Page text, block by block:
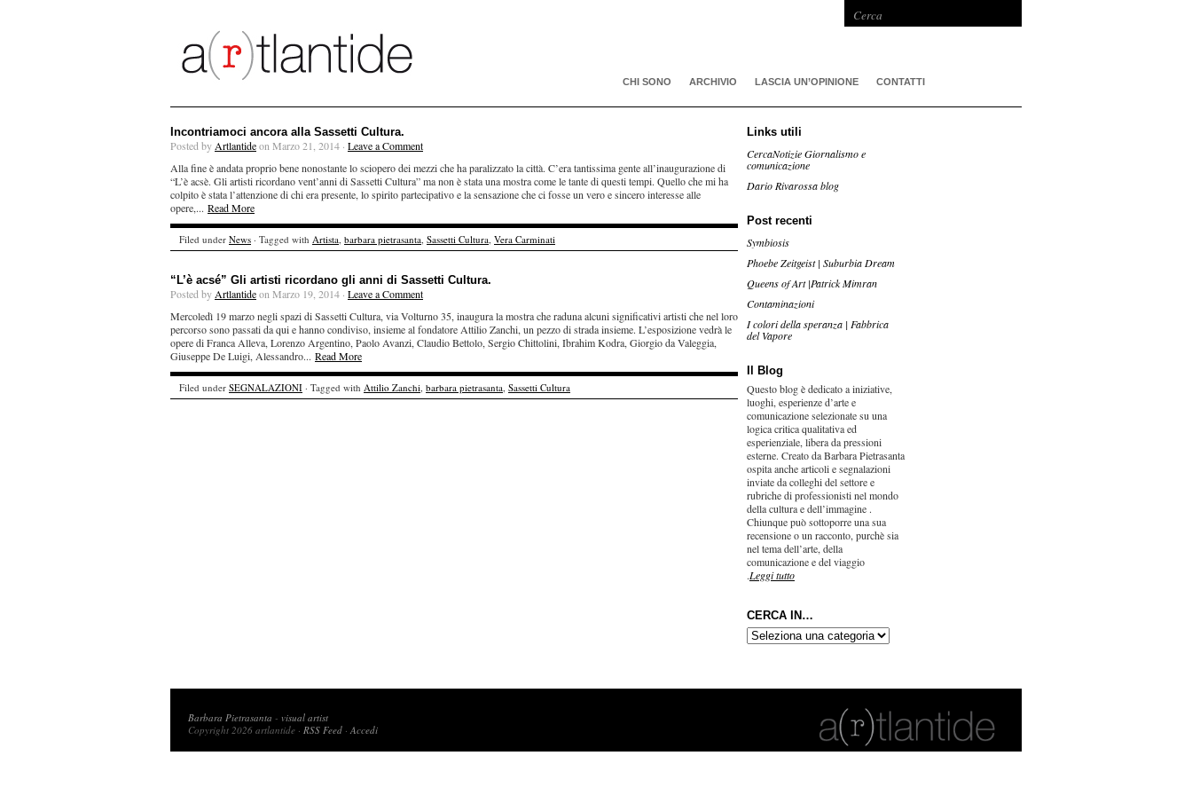
CHI SONO ARCHIVIO LASCIA UN’OPINIONE CONTATTI
Incontriamoci ancora alla Sassetti Cultura.
Posted by Artlantideon Marzo 21, 2014 · Leave a Comment
Alla fine è andata proprio bene nonostante lo sciopero dei mezzi che ha paralizzato la città. C’era tantissima gente all’inaugurazione di
“L’è acsè. Gli artisti ricordano vent’anni di Sassetti Cultura” ma non è stata una mostra come le tante di questi tempi. Quello che mi ha
colpito è stata l’attenzione di chi era presente, lo spirito partecipativo e la sensazione che ci fosse un vero e sincero interesse alle
opere,... Read More
Filed under News · Tagged with Artista, barbara pietrasanta, Sassetti Cultura, Vera Carminati
“L’è acsé” Gli artisti ricordano gli anni di Sassetti Cultura.
Posted by Artlantideon Marzo 19, 2014 · Leave a Comment
Mercoledì 19 marzo negli spazi di Sassetti Cultura, via Volturno 35, inaugura la mostra che raduna alcuni significativi artisti che nel loro
percorso sono passati da qui e hanno condiviso, insieme al fondatore Attilio Zanchi, un pezzo di strada insieme. L’esposizione vedrà le
opere di Franca Alleva, Lorenzo Argentino, Paolo Avanzi, Claudio Bettolo, Sergio Chittolini, Ibrahim Kodra, Giorgio da Valeggia,
Giuseppe De Luigi, Alessandro... Read More
Filed under SEGNALAZIONI · Tagged with Attilio Zanchi, barbara pietrasanta, Sassetti Cultura
Links utili
CercaNotizie Giornalismo e
comunicazione
Dario Rivarossa blog
Post recenti
Symbiosis
Phoebe Zeitgeist | Suburbia Dream
Queens of Art |Patrick Mimran
Contaminazioni
I colori della speranza | Fabbrica
del Vapore
Il Blog
Questo blog è dedicato a iniziative,
luoghi, esperienze d’arte e
comunicazione selezionate su una
logica critica qualitativa ed
esperienziale, libera da pressioni
esterne. Creato da Barbara Pietrasanta
ospita anche articoli e segnalazioni
inviate da colleghi del settore e
rubriche di professionisti nel mondo
della cultura e dell’immagine .
Chiunque può sottoporre una sua
recensione o un racconto, purchè sia
nel tema dell’arte, della
comunicazione e del viaggio
.Leggi tutto
CERCA IN…
CERCA
IN…
Barbara Pietrasanta - visual artist
Copyright 2026 artlantide · RSS Feed ·Accedi